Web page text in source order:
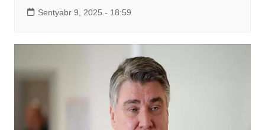
Sentyabr 9, 2025 - 18:59